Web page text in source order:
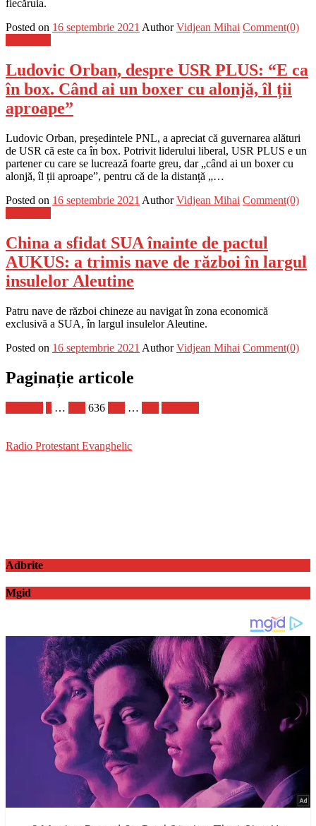
fiecăruia.
Posted on 16 septembrie 2021 Author Vidjean Mihai Comment(0)
Ludovic Orban, despre USR PLUS: “E ca
în box. Când ai un boxer cu alonjă, îl ții
aproape”
Ludovic Orban, președintele PNL, a apreciat că guvernarea alături
de USR că este ca în box. Potrivit liderului liberal, USR PLUS e un
partener cu care se lucrează foarte greu, dar „când ai un boxer cu
alonjă, îl ții aproape”, pentru că de la distanță „…
Posted on 16 septembrie 2021 Author Vidjean Mihai Comment(0)
China a sfidat SUA înainte de pactul
AUKUS: a trimis nave de război în largul
insulelor Aleutine
Patru nave de război chineze au navigat în zona economică
exclusivă a SUA, în largul insulelor Aleutine.
Posted on 16 septembrie 2021 Author Vidjean Mihai Comment(0)
Paginație articole
… 636 …
Radio Protestant Evanghelic
Adbrite
Mgid